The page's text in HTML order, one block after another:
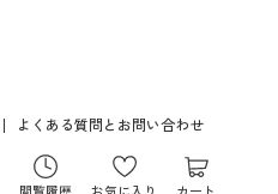
よくある質問とお問い合わせ